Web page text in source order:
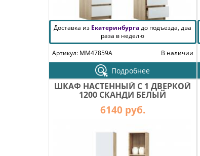
Доставка из Екатеринбургадо подъезда, два
раза в неделю
Артикул: MM47859A
В наличии
Подробнее
ШКАФ НАСТЕННЫЙ С 1 ДВЕРКОЙ
1200 СКАНДИ БЕЛЫЙ
6140 руб.